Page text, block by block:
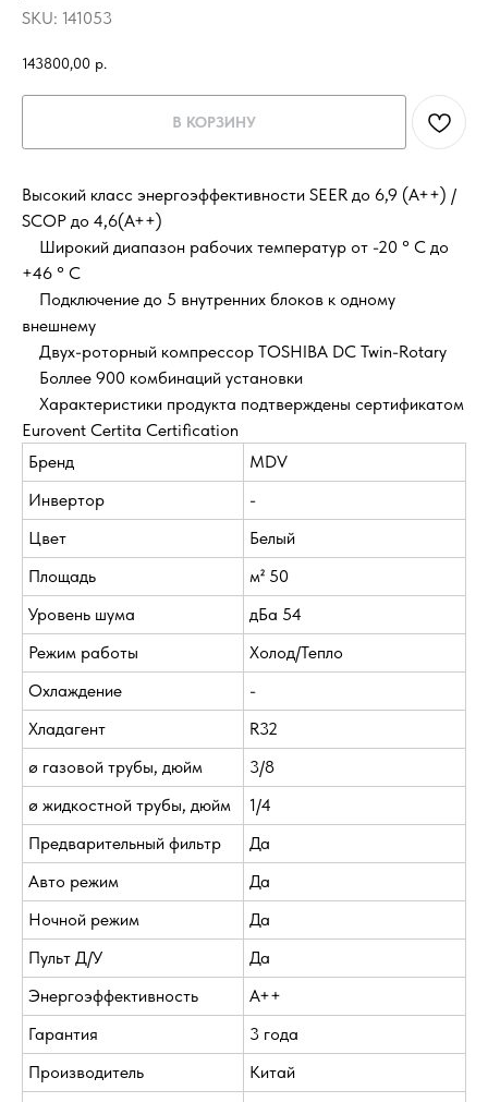
SKU: 141053
143800,00 р.
В КОРЗИНУ
Высокий класс энергоэффективности SEER до 6,9 (A++) /
SCOP до 4,6(А++)
Широкий диапазон рабочих температур от -20 ° C до
+46 ° C
Подключение до 5 внутренних блоков к одному
внешнему
Двух-роторный компрессор TOSHIBA DC Twin-Rotary
Боллее 900 комбинаций установки
Характеристики продукта подтверждены сертификатом
Eurovent Certita Certification
Бренд
MDV
Инвертор
-
Цвет
Белый
Площадь
м² 50
Уровень шума
дБа 54
Режим работы
Холод/Тепло
Охлаждение
-
Хладагент
R32
ø газовой трубы, дюйм
3/8
ø жидкостной трубы, дюйм
1/4
Предварительный фильтр
Да
Авто режим
Да
Ночной режим
Да
Пульт Д/У
Да
Энергоэффективность
A++
Гарантия
3 года
Производитель
Китай